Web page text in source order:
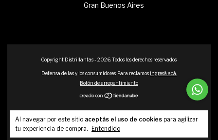
Al navegar por este sitio aceptás el uso de cookies para agilizar
tu experiencia de compra.
Entendido
Gran Buenos Aires
Copyright Distrillantas - 2026. Todos los derechos reservados.
Defensa de las y los consumidores. Para reclamos ingresá acá.
Botón de arrepentimiento